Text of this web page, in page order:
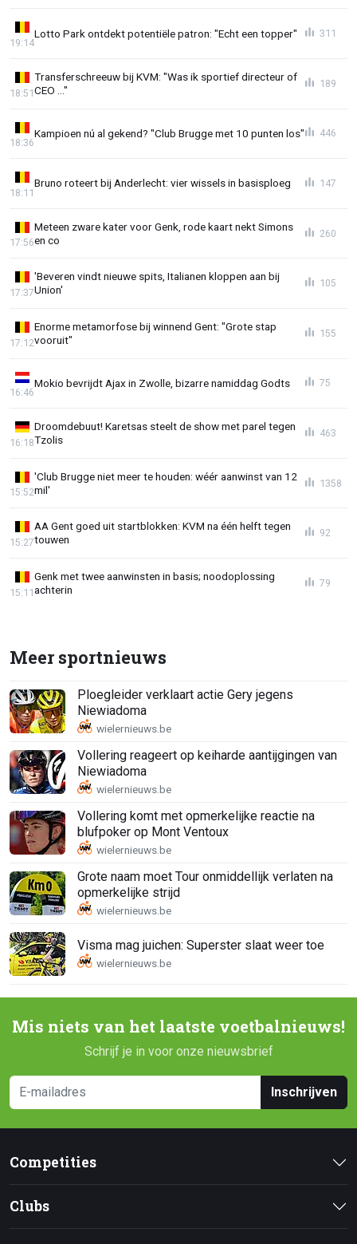
Lotto Park ontdekt potentiële patron: "Echt een topper"
19:14
311
Transferschreeuw bij KVM: "Was ik sportief directeur of
CEO ..."
18:51
189
Kampioen nú al gekend? "Club Brugge met 10 punten los"
18:36
446
Bruno roteert bij Anderlecht: vier wissels in basisploeg
18:11
147
Meteen zware kater voor Genk, rode kaart nekt Simons
en co
17:56
260
'Beveren vindt nieuwe spits, Italianen kloppen aan bij
Union'
17:37
105
Enorme metamorfose bij winnend Gent: "Grote stap
vooruit"
17:12
155
Mokio bevrijdt Ajax in Zwolle, bizarre namiddag Godts
16:46
75
Droomdebuut! Karetsas steelt de show met parel tegen
Tzolis
16:18
463
'Club Brugge niet meer te houden: wéér aanwinst van 12
mil'
15:52
1358
AA Gent goed uit startblokken: KVM na één helft tegen
touwen
15:27
92
Genk met twee aanwinsten in basis; noodoplossing
achterin
15:11
79
Meer sportnieuws
Ploegleider verklaart actie Gery jegens
Niewiadoma
Vollering reageert op keiharde aantijgingen van
Niewiadoma
Vollering komt met opmerkelijke reactie na
blufpoker op Mont Ventoux
Grote naam moet Tour onmiddellijk verlaten na
opmerkelijke strijd
Visma mag juichen: Superster slaat weer toe
Mis niets van het laatste voetbalnieuws!
Schrijf je in voor onze nieuwsbrief
Inschrijven
Competities
Clubs